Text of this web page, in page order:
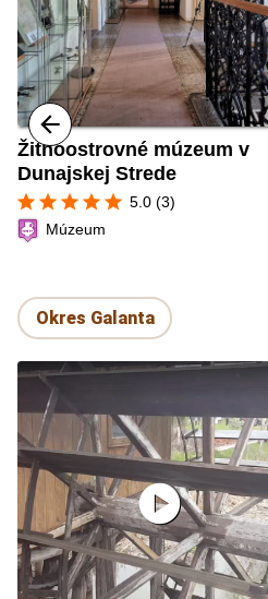
Žitnoostrovné múzeum v
Dunajskej Strede
star star star star star 5.0 (3)
Múzeum
Okres Galanta
play_circle